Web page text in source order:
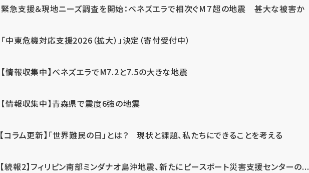
緊急支援＆現地ニーズ調査を開始：ベネズエラで相次ぐM７超の地震 甚大な被害か
「中東危機対応支援2026（拡大）」決定（寄付受付中）
【情報収集中】ベネズエラでM7.2と7.5の大きな地震
【情報収集中】青森県で震度6強の地震
【コラム更新】「世界難民の日」とは？ 現状と課題、私たちにできることを考える
【続報2】フィリピン南部ミンダナオ島沖地震、新たにピースボート災害支援センターの...